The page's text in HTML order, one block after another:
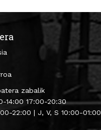
zabalik
14:00 17:00-20:30
22:00 | J, V, S 10:00-01:00